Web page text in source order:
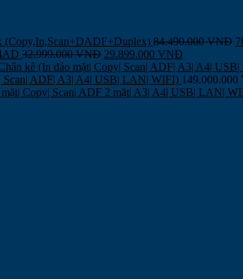
84.490.000VNĐ
32.999.000VNĐ 29.899.000 VNĐ
kê (In đảo mặt| Copy| Scan| ADF| A3| A4|
Scan| ADF| A3| A4| USB| LAN| WIFI) 149.000.000
Copy| Scan| ADF 2 mặt| A3| A4| USB| LAN|